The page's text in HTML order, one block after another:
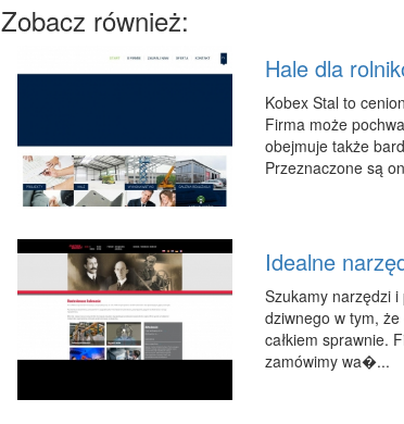
Zobacz również:
Hale dla
Kobex Stal to
Firma może
obejmuje także
Przeznaczone są
Idealne
Szukamy narzędzi
dziwnego w tym,
całkiem sprawnie.
zamówimy wa�...